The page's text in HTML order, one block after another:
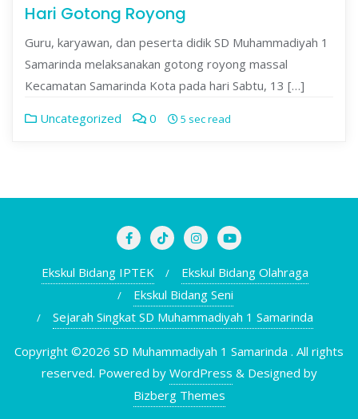
Hari Gotong Royong
Guru, karyawan, dan peserta didik SD Muhammadiyah 1
Samarinda melaksanakan gotong royong massal
Kecamatan Samarinda Kota pada hari Sabtu, 13 […]
Uncategorized 0 5 sec read
Ekskul Bidang IPTEK
Ekskul Bidang Olahraga
Ekskul Bidang Seni
Sejarah Singkat SD Muhammadiyah 1 Samarinda
Copyright ©2026 SD Muhammadiyah 1 Samarinda . All rights
reserved. Powered by WordPress & Designed by
Bizberg Themes